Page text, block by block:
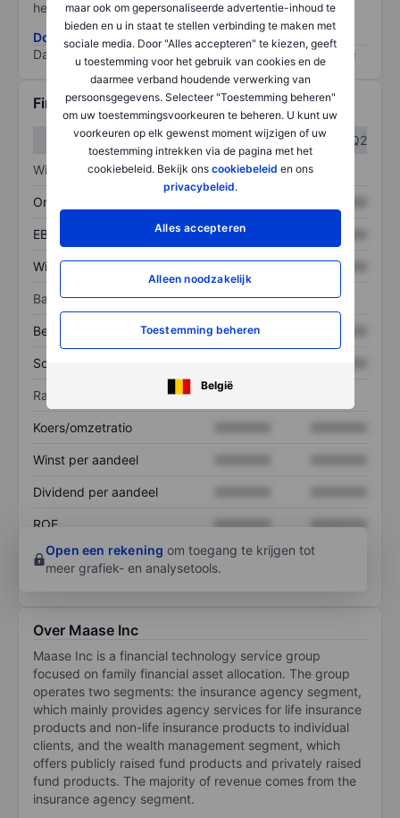
maar ook om gepersonaliseerde advertentie-inhoud te
bieden en u in staat te stellen verbinding te maken met
sociale media. Door "Alles accepteren" te kiezen, geeft
u toestemming voor het gebruik van cookies en de
daarmee verband houdende verwerking van
persoonsgegevens. Selecteer "Toestemming beheren"
om uw toestemmingsvoorkeuren te beheren. U kunt uw
voorkeuren op elk gewenst moment wijzigen of uw
toestemming intrekken via de pagina met het
cookiebeleid. Bekijk ons cookiebeleid en ons
privacybeleid.
Alles accepteren
Alleen noodzakelijk
Toestemming beheren
België
het grootste risico).
Download de ESG-risicomethodologie
Data provided by
Financiële gegevens
Q1
Q2
Winst/verlies
Omzet
EBITDA XXXXXXX
Winst XXXXXXX XXXXXXX
Balans
Bezittingen XXXXXXX
Schulden
Ratio's
Koers/omzetratio
Winst per aandeel
Dividend per aandeel
ROE XXXXXXX
XXXXXXX
Open een rekening om toegang te krijgen tot
meer grafiek- en analysetools.
Over Maase Inc
Maase Inc is a financial technology service group
focused on family financial asset allocation. The group
operates two segments: the insurance agency segment,
which mainly provides agency services for life insurance
products and non-life insurance products to individual
clients, and the wealth management segment, which
offers publicly raised fund products and privately raised
fund products. The majority of revenue comes from the
insurance agency segment.